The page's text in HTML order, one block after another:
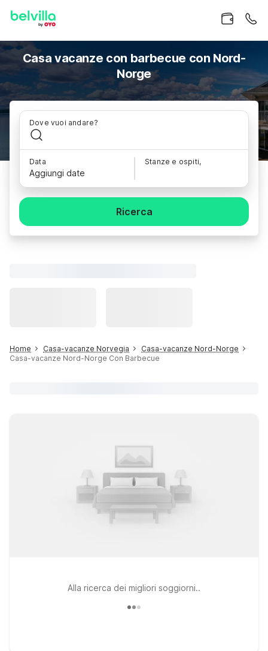
Casa vacanze con barbecue con Nord-
Norge
Dove vuoi andare?
Data
Aggiungi date
Stanze e ospiti,
Ricerca
Home Casa-vacanze Norvegia
Casa-vacanze Nord-Norge
Casa-vacanze Nord-Norge Con Barbecue
Alla ricerca dei migliori soggiorni..